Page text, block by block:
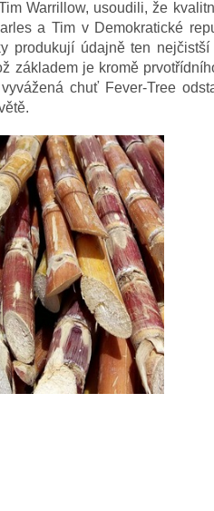
Warrillow, usoudili, že
a Tim v Demokratické
produkují údajně ten
základem je kromě
chuť Fever-Tree